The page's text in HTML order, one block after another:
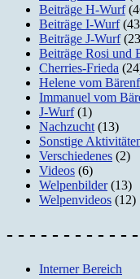
Beiträge H-Wurf
Beiträge I-Wurf
Beiträge J-Wurf
Beiträge Rosi und
Cherries-Frieda
Helene vom
Immanuel vom
J-Wurf(1)
Nachzucht (13)
Sonstige
Verschiedenes (2)
Videos (6)
Welpenbilder(13)
Welpenvideos (12)
- - - - - - - - - - -
Interner Bereich